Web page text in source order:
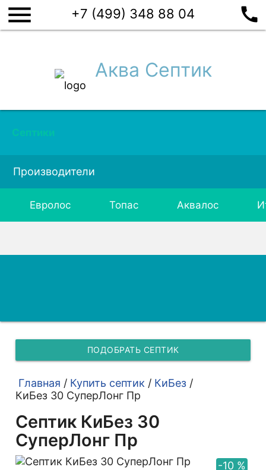
menu +7 (499) 348 88 04 call
Аква Септик
Септики
Производители
Евролос Топас Аквалос
ПОДОБРАТЬ СЕПТИК
Главная / Купить септик / КиБез /
КиБез 30 СуперЛонг Пр
Септик КиБез 30
СуперЛонг Пр
-10 %